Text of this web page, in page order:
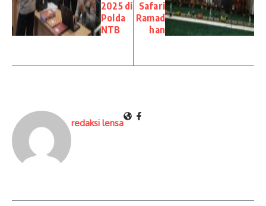
2025 di
Polda
NTB
Safari
Ramad
han
redaksi lensa